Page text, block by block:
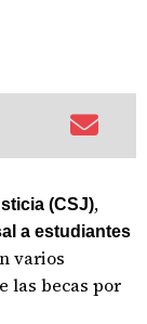
(CSJ),
a estudiantes
varios
las becas por